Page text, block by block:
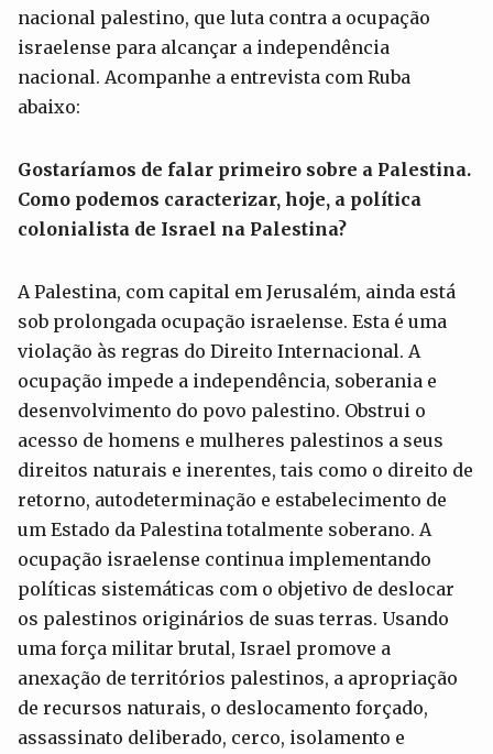
nacional palestino, que luta contra a ocupação
israelense para alcançar a independência
nacional. Acompanhe a entrevista com Ruba
abaixo:
Gostaríamos de falar primeiro sobre a Palestina.
Como podemos caracterizar, hoje, a política
colonialista de Israel na Palestina?
A Palestina, com capital em Jerusalém, ainda está
sob prolongada ocupação israelense. Esta é uma
violação às regras do Direito Internacional. A
ocupação impede a independência, soberania e
desenvolvimento do povo palestino. Obstrui o
acesso de homens e mulheres palestinos a seus
direitos naturais e inerentes, tais como o direito de
retorno, autodeterminação e estabelecimento de
um Estado da Palestina totalmente soberano. A
ocupação israelense continua implementando
políticas sistemáticas com o objetivo de deslocar
os palestinos originários de suas terras. Usando
uma força militar brutal, Israel promove a
anexação de territórios palestinos, a apropriação
de recursos naturais, o deslocamento forçado,
assassinato deliberado, cerco, isolamento e